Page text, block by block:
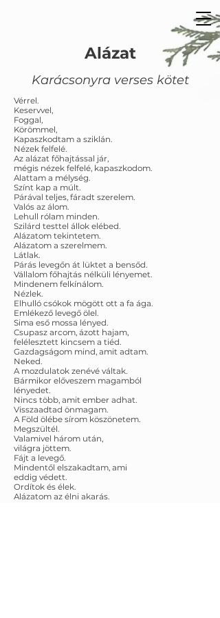
Alázat
Karácsonyra verses kötet
Vérrel.
Keservvel,
Foggal,
Körömmel,
Kapaszkodtam a sziklán.
Nézek felfelé.
Az alázat főhajtással jár,
mégis nézek felfelé, kapaszkodom.
Alattam a mélység.
Színt kap a múlt.
Párával teljes, fáradt szerelem.
Valós az álom.
Lehull rólam minden.
Szilárd testtel állok elébed.
Alázatom tekintetem.
Alázatom a szerelmem.
Látlak.
Párás levegőn át lüktet a bensőd.
Vállalom főhajtás nélküli lényemet.
Mindenem felkínálom.
Nézlek.
Elhulló csókok mögött ott a fa ága.
Emlékező levegő ölel.
Sima eső mossa lényed.
Csupasz arcom, ázott hajam,
felélesztett kincsem a tiéd.
Gazdagságom mind, amit adtam.
Neked.
A mozdulatok zenévé váltak.
Bármikor előveszem magamból
lényedet.
Nincs több, amit ember adhat.
Visszaadtad önmagam.
A Föld ölébe sírom köszönetem.
Megszültél.
Valamivel három után,
világra jöttem.
Fájt a levegő.
Mindentől elszakadtam, ami
eddig védett.
Ordítok és élek.
Alázatom az élni akarás.